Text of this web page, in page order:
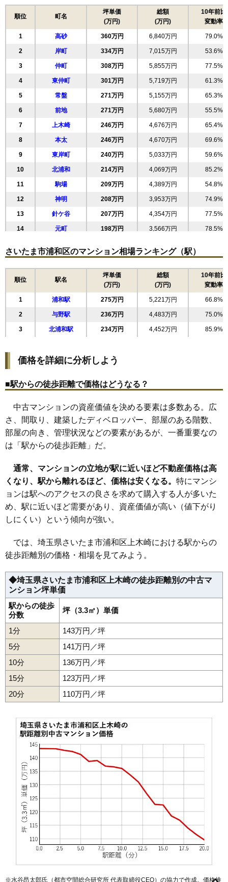
住所 埼玉県さいたま市浦和区上木崎1丁目
北与野駅（7分）、与野駅（7分）、さいたま新都
心駅（8分）
相場 2,430万円～2,630万円
(40.5万円/㎡~43.8万円/㎡)
マンションナビで
無料一括査定をする
リビオ浦和上木崎グランセーヌ
住所 埼玉県さいたま市浦和区上木崎5丁目
相場 4,230万円～4,530万円
マンションナビで
無料一括査定をする
ハイツ浦和
住所 埼玉県さいたま市浦和区上木崎3丁目
3,090万円～3,390万円
(40.7万円/㎡~44.6万円/㎡)
マンションナビで
住所 埼玉県さいたま市浦和区上木崎1丁目
交通 与野駅（4分）
相場
(62.6万円/㎡~66.9万円/㎡)
マンションナビで
無料一括査定をする
クラッシィハウス浦和上木崎
住所 埼玉県さいたま市浦和区上木崎1丁目
交通 与野駅（2分）
相場 6,630万円～7,030万円
(93.4万円/㎡~99.0万円/㎡)
マンションナビで
無料一括査定をする
コスモ与野ステーションビュー
住所 埼玉県さいたま市浦和区上木崎1丁目
交通 与野駅（4分）
相場 3,500万円～3,800万円
(56.5万円/㎡~61.3万円/㎡)
マンションナビで
無料一括査定をする
クレアシティ浦和上木崎
交通 与野駅（3分）
4,840万円～5,240万円
(64.5万円/㎡~69.9万円/㎡)
マンションナビで
無料一括査定をする
ザ・パークハウス浦和上木崎
住所 埼玉県さいたま市浦和区上木崎2丁目
与野駅（5分）
5,730万円～6,130万円
(79.6万円/㎡~85.1万円/㎡)
順位 町名
坪単価
(万円)
総額
(万円)
10年前比
変動率
1 高砂 360万円 6,840万円 79.0%
2 岸町 334万円 7,015万円 53.6%
3 仲町 308万円 5,855万円 77.5%
4 東仲町 301万円 5,719万円 61.3%
5 常盤 271万円 5,155万円 65.3%
6 前地 271万円 5,680万円 55.5%
7 上木崎 246万円 4,676万円 65.4%
8 本太 246万円 4,670万円 69.6%
9 東岸町 240万円 5,033万円 59.6%
10 北浦和 214万円 4,069万円 85.2%
11 駒場 209万円 4,389万円 54.8%
12 神明 208万円 3,953万円 74.9%
13 針ケ谷 207万円 4,354万円 77.5%
14 元町 198万円 3,566万円 78.5%
16 大東 153万円 2,908万円 86.1%
150万円 2,855万円 80.6%
134万円 2,542万円 71.4%
19 瀬ケ崎 127万円 2,413万円 73.2%
さいたま市浦和区のマンション相場ランキング（駅）
順位 駅名
坪単価
(万円)
総額
(万円)
10年前比
変動率
1 浦和駅 275万円 5,221万円 66.8%
2 与野駅 236万円 4,483万円 75.0%
3 北浦和駅 234万円 4,452万円 85.9%
価格を詳細に分析しよう
■駅からの徒歩距離で価格はどうなる？
中古マンションの資産価値を決める要素は多数ある。広
さ、間取り、建築したディベロッパー、部屋のある階数、
部屋の向き、管理状況などの要素があるが、一番重要なの
は「駅からの徒歩距離」だ。
通常、マンションの立地が駅に近いほど不動産価格は高
くなり、駅から離れるほど、価格は安くなる。 特にマンシ
ョンは駅へのアクセスの良さを求めて購入する人が多いた
め、駅に近いほど需要があり、資産価値が高い（値下がり
しにくい）という傾向が強い。
では、埼玉県さいたま市浦和区上木崎における駅からの
徒歩距離別の価格・相場を見てみよう。
◆埼玉県さいたま市浦和区上木崎の徒歩距離別の中古マ
ンション坪単価
駅からの徒歩
分数
坪（3.3㎡）単価
1分
143万円／坪
5分
141万円／坪
10分
136万円／坪
15分
123万円／坪
20分
110万円／坪
※水谷昂太郎氏（都市空間総合研究所 代表取締役CEO）の協力で作成。価格推